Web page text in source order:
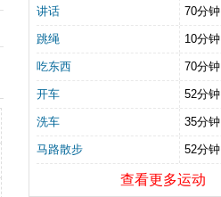
讲话 70分钟
跳绳 10分钟
吃东西 70分钟
开车 52分钟
洗车 35分钟
马路散步 52分钟
查看更多运动